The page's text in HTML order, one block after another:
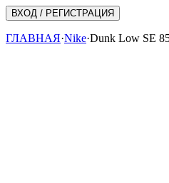
ВХОД / РЕГИСТРАЦИЯ
ГЛАВНАЯ·Nike·Dunk Low SE